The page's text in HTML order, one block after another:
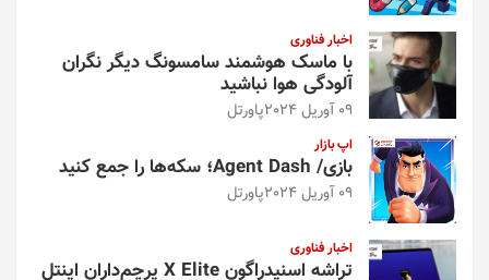
اخبار فناوری
با ماسک هوشمند سامسونگ دیگر نگران
آلودگی هوا نباشید
09 آوریل 2024 پاورتل
اپ بازار
بازی/ Agent Dash؛ سکه‌ها را جمع کنید
09 آوریل 2024 پاورتل
اخبار فناوری
تراشه اسنپدراگون X Elite پرچم‌داران اینتل